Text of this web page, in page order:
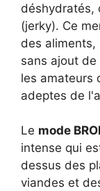
déshydratés,
(jerky). Ce
des aliments,
sans ajout
les amateurs
adeptes de
Le mode
intense qui
dessus des
viandes et